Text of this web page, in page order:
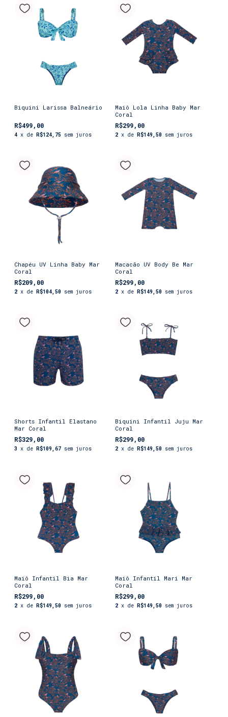
Biquini Larissa Balneário
R$499,00
4 x de R$124,75 sem juros
Maiô Lola Linha Baby Mar
Coral
R$299,00
2 x de R$149,50 sem juros
Chapéu UV Linha Baby Mar
Coral
R$209,00
2 x de R$104,50 sem juros
Macacão UV Body Be Mar
Coral
R$299,00
2 x de R$149,50 sem juros
Shorts Infantil Elastano
Mar Coral
R$329,00
3 x de R$109,67 sem juros
Biquini Infantil Juju Mar
Coral
R$299,00
2 x de R$149,50 sem juros
Maiô Infantil Bia Mar
Coral
R$299,00
2 x de R$149,50 sem juros
Maiô Infantil Mari Mar
Coral
R$299,00
2 x de R$149,50 sem juros